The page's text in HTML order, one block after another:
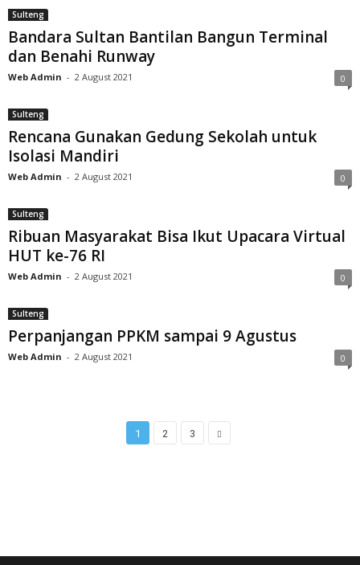
Sulteng
Bandara Sultan Bantilan Bangun Terminal
dan Benahi Runway
Web Admin - 2 August 2021 0
Sulteng
Rencana Gunakan Gedung Sekolah untuk
Isolasi Mandiri
Web Admin - 2 August 2021 0
Sulteng
Ribuan Masyarakat Bisa Ikut Upacara Virtual
HUT ke-76 RI
Web Admin - 2 August 2021 0
Sulteng
Perpanjangan PPKM sampai 9 Agustus
Web Admin - 2 August 2021 0
1 2 3